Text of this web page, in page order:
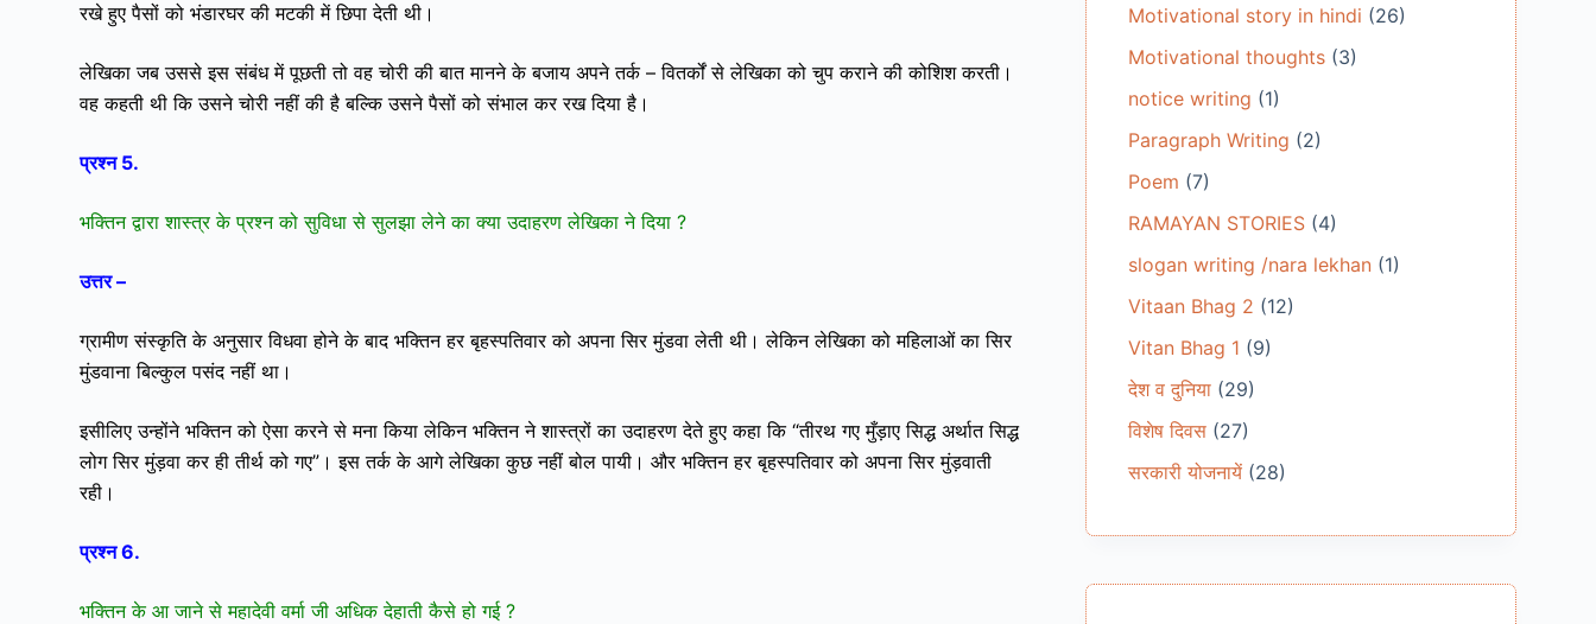
रखे हुए पैसों को भंडारघर की मटकी में छिपा देती थी।
लेखिका जब उससे इस संबंध में पूछती तो वह चोरी की बात मानने के बजाय अपने तर्क – वितर्कों से लेखिका को चुप कराने की कोशिश करती।
वह कहती थी कि उसने चोरी नहीं की है बल्कि उसने पैसों को संभाल कर रख दिया है।
प्रश्न 5.
भक्तिन द्वारा शास्त्र के प्रश्न को सुविधा से सुलझा लेने का क्या उदाहरण लेखिका ने दिया ?
उत्तर –
ग्रामीण संस्कृति के अनुसार विधवा होने के बाद भक्तिन हर बृहस्पतिवार को अपना सिर मुंडवा लेती थी। लेकिन लेखिका को महिलाओं का सिर
मुंडवाना बिल्कुल पसंद नहीं था।
इसीलिए उन्होंने भक्तिन को ऐसा करने से मना किया लेकिन भक्तिन ने शास्त्रों का उदाहरण देते हुए कहा कि “तीरथ गए मुँड़ाए सिद्ध अर्थात सिद्ध
लोग सिर मुंड़वा कर ही तीर्थ को गए”। इस तर्क के आगे लेखिका कुछ नहीं बोल पायी। और भक्तिन हर बृहस्पतिवार को अपना सिर मुंड़वाती
रही।
प्रश्न 6.
भक्तिन के आ जाने से महादेवी वर्मा जी अधिक देहाती कैसे हो गई ?
Motivational story in hindi (26)
Motivational thoughts(3)
notice writing (1)
Paragraph Writing (2)
Poem (7)
RAMAYAN STORIES(4)
slogan writing /nara lekhan(1)
Vitaan Bhag 2 (12)
Vitan Bhag 1 (9)
देश व दुनिया(29)
विशेष दिवस(27)
सरकारी योजनायें(28)